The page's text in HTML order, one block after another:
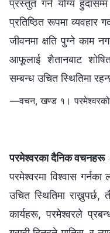
प्रस्तुत गर्न योग्य
प्रतिष्ठित रूपमा व्यवहार
जीवनमा क्षति पुग्ने काम
आफूलाई शैतानबाट
सम्बन्ध उचित स्थितिमा
—वचन, खण्ड १। परमेश्‍वरको
परमेश्‍वरका दैनिक वचनहरू
परमेश्‍वरमा विश्‍वास
उचित स्थितिमा
कार्यहरू, परमेश्‍वरले